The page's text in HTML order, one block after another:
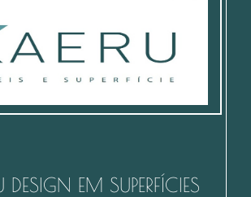
DESIGN EM SUPERFÍCIES